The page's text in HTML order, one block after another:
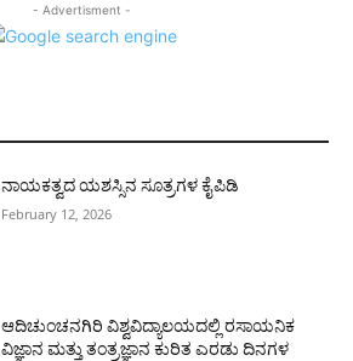
- Advertisment -
ನಾಯಕತ್ವದ ಯಶಸ್ಸಿನ ಸೂತ್ರಗಳ ಕೈಪಿಡಿ
February 12, 2026
ಆದಿಚುಂಚನಗಿರಿ ವಿಶ್ವವಿದ್ಯಾಲಯದಲ್ಲಿ ರಸಾಯನಿಕ
ವಿಜ್ಞಾನ ಮತ್ತು ತಂತ್ರಜ್ಞಾನ ಕುರಿತ ಎರಡು ದಿನಗಳ